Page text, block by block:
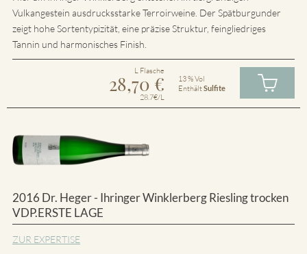
Vulkangestein ausdrucksstarke Terroirweine. Der Spätburgunder
zeigt hohe Sortentypizität, eine präzise Struktur, feingliedriges
Tannin und harmonisches Finish.
L Flasche
28,70 €
28.7€/L
13 % Vol
EnthältSulfite
2016 Dr. Heger - Ihringer Winklerberg Riesling trocken
VDP.ERSTE LAGE
ZUR EXPERTISE